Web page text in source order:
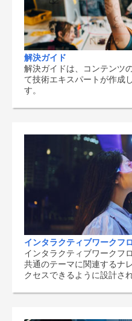
解決ガイド
解決ガイドは、コンテンツ
て技術エキスパートが作成
す。
インタラクティブワークフ
インタラクティブワークフ
共通のテーマに関連するナ
クセスできるように設計さ